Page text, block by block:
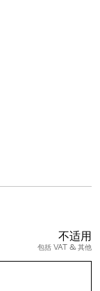
不适用
包括 VAT & 其他